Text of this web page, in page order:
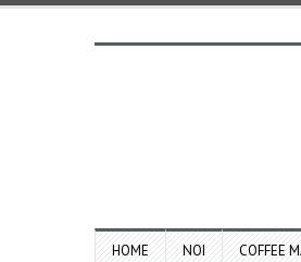
HOME NOI COFFEE